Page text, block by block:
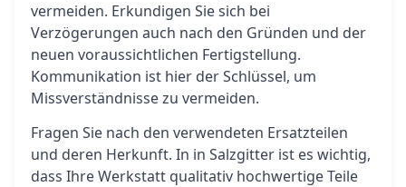
vermeiden. Erkundigen Sie sich bei
Verzögerungen auch nach den Gründen und der
neuen voraussichtlichen Fertigstellung.
Kommunikation ist hier der Schlüssel, um
Missverständnisse zu vermeiden.
Fragen Sie nach den verwendeten Ersatzteilen
und deren Herkunft. In in Salzgitter ist es wichtig,
dass Ihre Werkstatt qualitativ hochwertige Teile